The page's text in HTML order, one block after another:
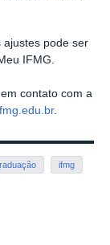
ajustes pode ser
IFMG.
contato com a
.
ifmg